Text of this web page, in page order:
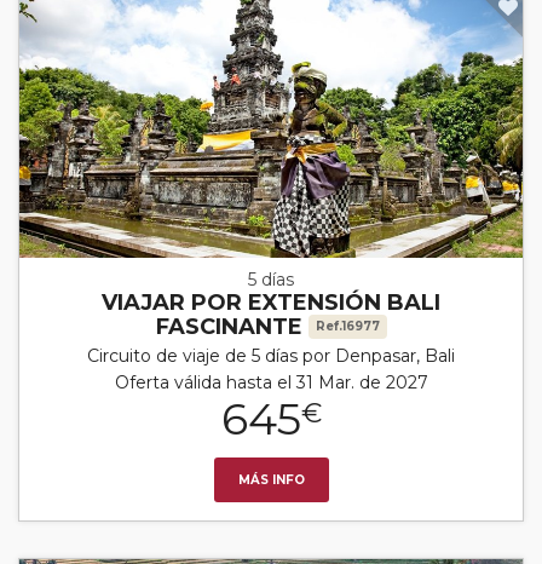
5 días
VIAJAR POR EXTENSIÓN BALI
FASCINANTE
Ref.16977
Circuito de viaje de 5 días por Denpasar, Bali
Oferta válida hasta el 31 Mar. de 2027
645€
MÁS INFO